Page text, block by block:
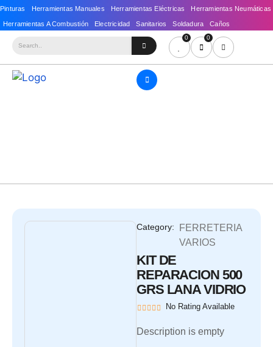
0 0
Category:
FERRETERIA
VARIOS
KIT DE
REPARACION 500
GRS LANA VIDRIO
No Rating Available
Description is empty